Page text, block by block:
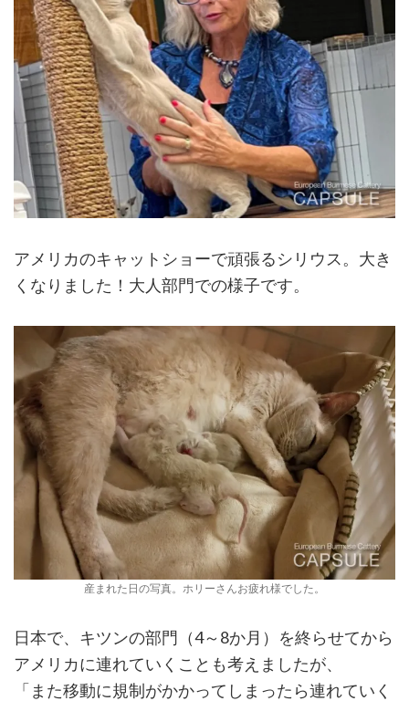
アメリカのキャットショーで頑張るシリウス。大き
くなりました！大人部門での様子です。
産まれた日の写真。ホリーさんお疲れ様でした。
日本で、キツンの部門（4～8か月）を終らせてから
アメリカに連れていくことも考えましたが、
「また移動に規制がかかってしまったら連れていく